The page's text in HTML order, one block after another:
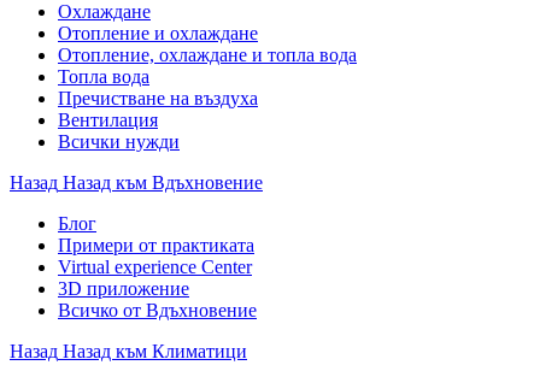
Охлаждане
Отопление и охлаждане
Отопление, охлаждане и топла вода
Топла вода
Пречистване на въздуха
Вентилация
Всички нужди
Назад Назад към Вдъхновение
Блог
Примери от практиката
Virtual experience Center
3D приложение
Всичко от Вдъхновение
Назад Назад към Климатици